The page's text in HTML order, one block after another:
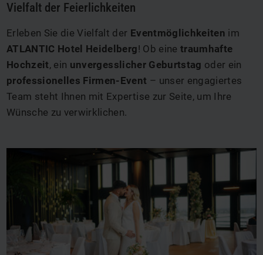
Vielfalt der Feierlichkeiten
Erleben Sie die Vielfalt der Eventmöglichkeiten im
ATLANTIC Hotel Heidelberg! Ob eine traumhafte
Hochzeit, ein unvergesslicher Geburtstag oder ein
professionelles Firmen-Event – unser engagiertes
Team steht Ihnen mit Expertise zur Seite, um Ihre
Wünsche zu verwirklichen.